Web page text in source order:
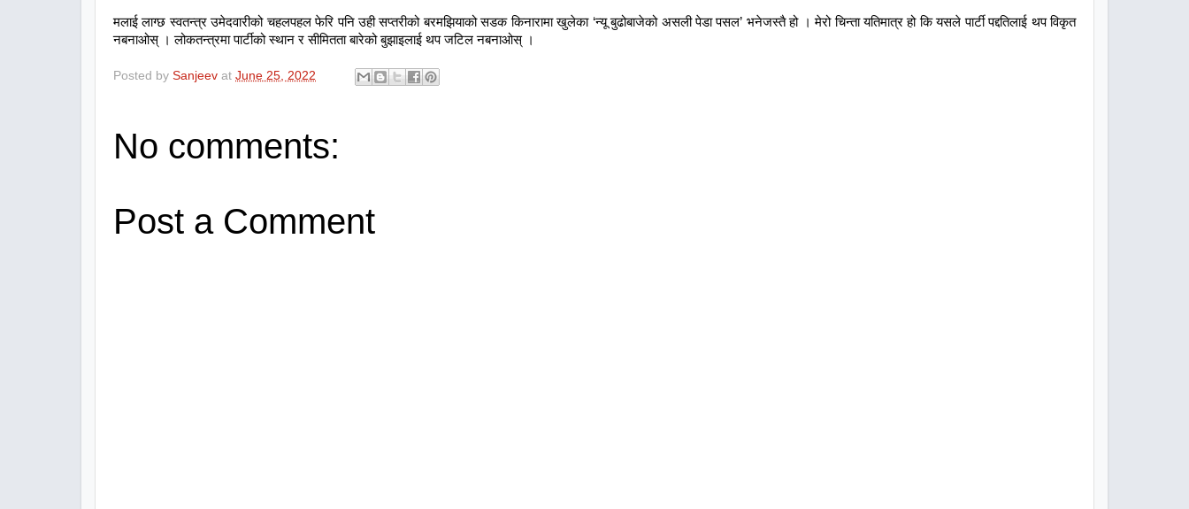
मलाई लाग्छ स्वतन्त्र उमेदवारीको चहलपहल फेरि पनि उही सप्तरीको बरमझियाको सडक किनारामा खुलेका ‘न्यू बुढोबाजेको असली पेडा पसल’ भनेजस्तै हो । मेरो चिन्ता यतिमात्र हो कि यसले पार्टी पद्दतिलाई थप विकृत
नबनाओस् । लोकतन्त्रमा पार्टीको स्थान र सीमितता बारेको बुझाइलाई थप जटिल नबनाओस् ।
Posted by Sanjeev at June 25, 2022
No comments:
Post a Comment